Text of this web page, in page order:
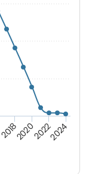
2018202020222024